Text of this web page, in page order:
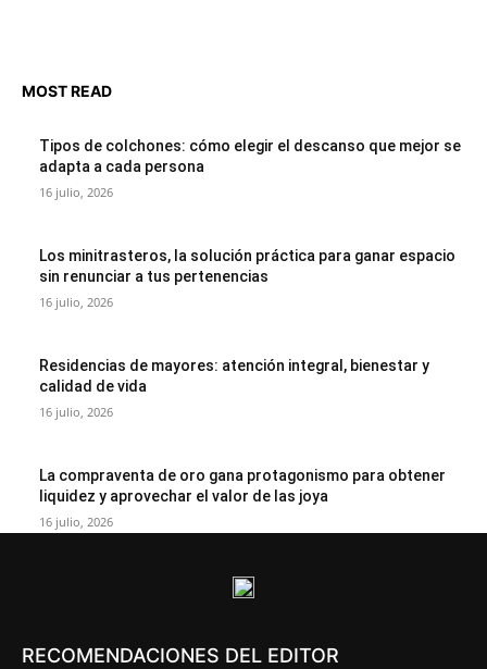
MOST READ
Tipos de colchones: cómo elegir el descanso que mejor se
adapta a cada persona
16 julio, 2026
Los minitrasteros, la solución práctica para ganar espacio
sin renunciar a tus pertenencias
16 julio, 2026
Residencias de mayores: atención integral, bienestar y
calidad de vida
16 julio, 2026
La compraventa de oro gana protagonismo para obtener
liquidez y aprovechar el valor de las joya
16 julio, 2026
RECOMENDACIONES DEL EDITOR